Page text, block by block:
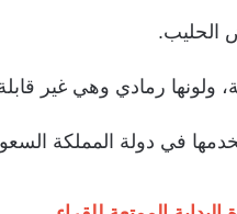
الحليب.
ولونها رمادي وهي غير
في دولة المملكة